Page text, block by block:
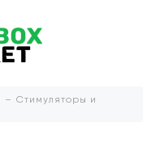
Стимуляторы и